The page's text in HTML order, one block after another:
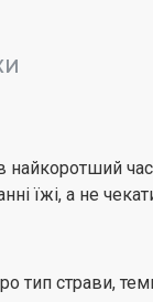
їжі, а не
страви,